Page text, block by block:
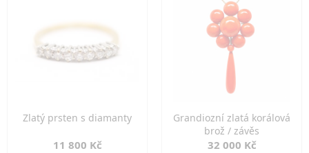
Zlatý prsten s diamanty
11 800 Kč
Grandiozní zlatá korálová
brož / závěs
32 000 Kč